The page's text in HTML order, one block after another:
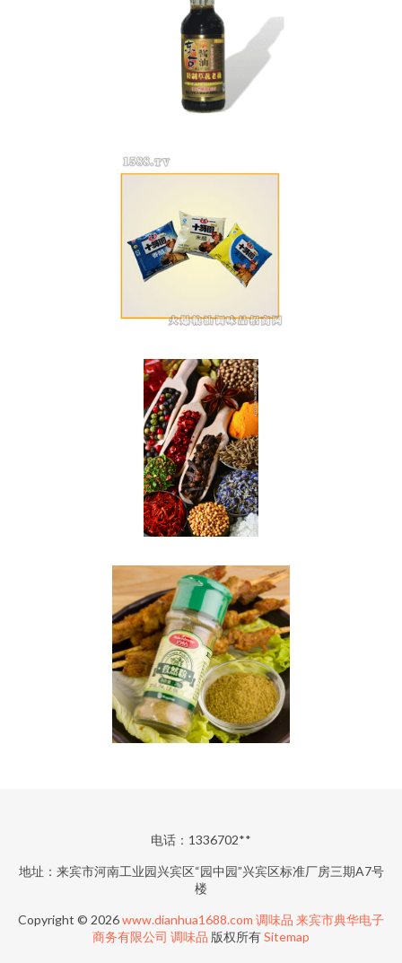
电话：1336702**
地址：来宾市河南工业园兴宾区“园中园”兴宾区标准厂房三期A7号
楼
Copyright © 2026www.dianhua1688.com 调味品 来宾市典华电子
商务有限公司 调味品 版权所有Sitemap